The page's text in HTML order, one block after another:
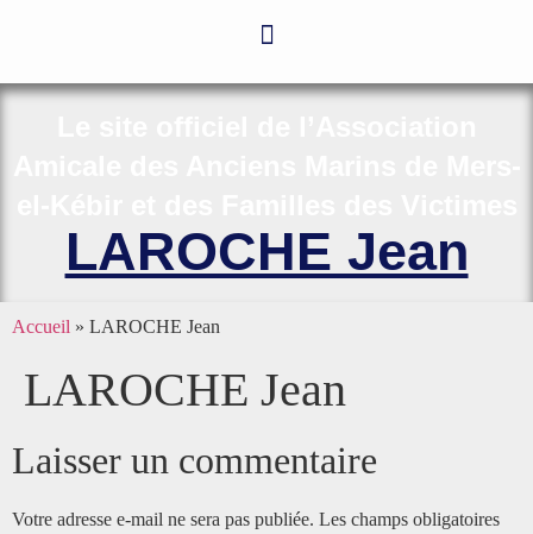
LAROCHE Jean
Accueil » LAROCHE Jean
LAROCHE Jean
Laisser un commentaire
Votre adresse e-mail ne sera pas publiée. Les champs obligatoires